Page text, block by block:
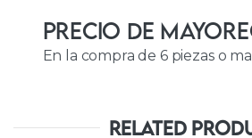
Precio de
En la compra de 6 piezas o
Related